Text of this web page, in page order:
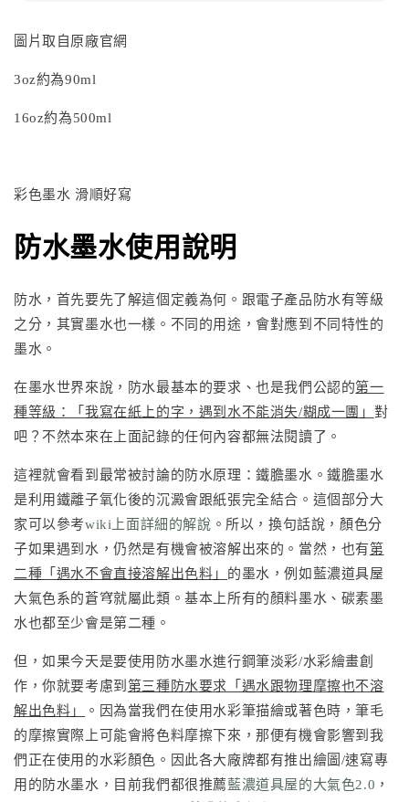
圖片取自原廠官網
3oz約為90ml
16oz約為500ml
彩色墨水 滑順好寫
防水墨水使用說明
防水，首先要先了解這個定義為何。跟電子產品防水有等級
之分，其實墨水也一樣。不同的用途，會對應到不同特性的
墨水。
在墨水世界來說，防水最基本的要求、也是我們公認的第一
種等級：「我寫在紙上的字，遇到水不能消失/糊成一團」 對
吧？不然本來在上面記錄的任何內容都無法閱讀了。
這裡就會看到最常被討論的防水原理：鐵膽墨水。鐵膽墨水
是利用鐵離子氧化後的沉澱會跟紙張完全結合。這個部分大
家可以參考wiki上面詳細的解說 。所以，換句話說，顏色分
子如果遇到水，仍然是有機會被溶解出來的。當然，也有第
二種「遇水不會直接溶解出色料」 的墨水，例如藍濃道具屋
大氣色系的蒼穹就屬此類。基本上所有的顏料墨水、碳素墨
水也都至少會是第二種。
但，如果今天是要使用防水墨水進行鋼筆淡彩/水彩繪畫創
作，你就要考慮到 第三種防水要求「遇水跟物理摩擦也不溶
解出色料」
。因為當我們在使用水彩筆描繪或著色時，筆毛
的摩擦實際上可能會將色料摩擦下來，那便有機會影響到我
們正在使用的水彩顏色。因此各大廠牌都有推出繪圖/速寫專
用的防水墨水，目前我們都很推薦藍濃道具屋的大氣色2.0 ，